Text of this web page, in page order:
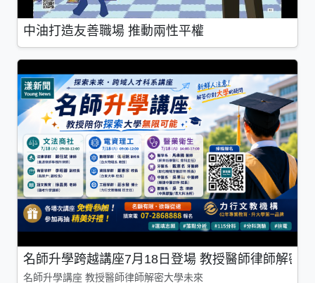
中油打造友善職場 推動兩性平權
名師升學跨越講座7月18日登場 教授醫師律師解密
名師升學講座 教授醫師律師解密大學未來